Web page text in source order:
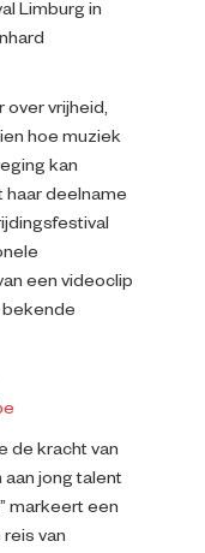
Limburg in
over vrijheid,
hoe muziek
kan
haar deelname
een videoclip
bekende
de kracht van
jong talent
markeert een
van